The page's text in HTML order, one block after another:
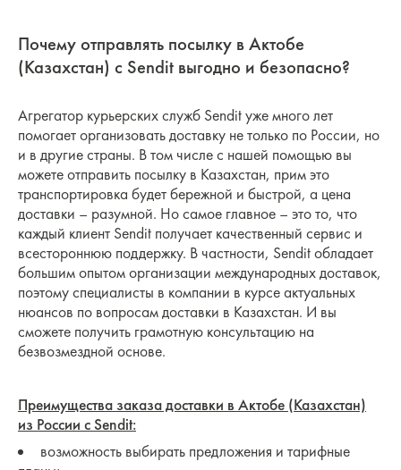
Почему отправлять посылку в Актобе
(Казахстан) с Sendit выгодно и безопасно?
Агрегатор курьерских служб Sendit уже много лет
помогает организовать доставку не только по России, но
и в другие страны. В том числе с нашей помощью вы
можете отправить посылку в Казахстан, прим это
транспортировка будет бережной и быстрой, а цена
доставки – разумной. Но самое главное – это то, что
каждый клиент Sendit получает качественный сервис и
всестороннюю поддержку. В частности, Sendit обладает
большим опытом организации международных доставок,
поэтому специалисты в компании в курсе актуальных
нюансов по вопросам доставки в Казахстан. И вы
сможете получить грамотную консультацию на
безвозмездной основе.
Преимущества заказа доставки в Актобе (Казахстан)
из России с Sendit:
возможность выбирать предложения и тарифные